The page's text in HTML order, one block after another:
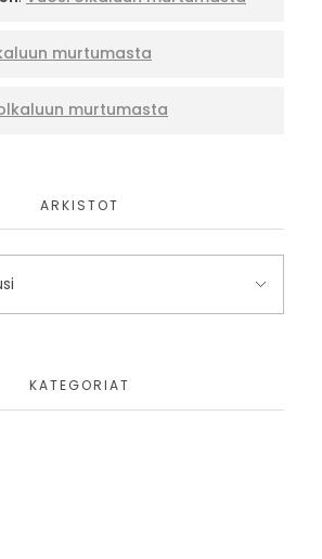
murtumasta
murtumasta
ARKISTOT
KATEGORIAT